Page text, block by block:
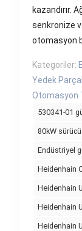
kazandırır.
senkronize
otomasyon
Kategoriler:
Yedek
Otomasyon
530341-01
80kW
Endüstriyel
Heidenhain
Heidenhain
Heidenhain
Heidenhain